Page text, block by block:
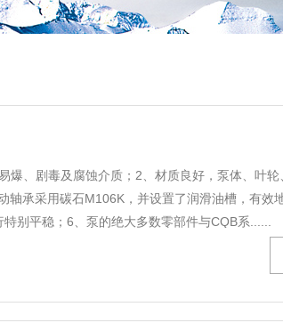
、剧毒及腐蚀介质；2、材质良好，泵体、叶
承采用碳石M106K，并设置了润滑油槽，有效
别平稳；6、泵的绝大多数零部件与CQB系......